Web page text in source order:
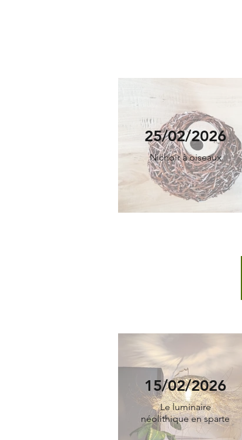
25/02/2026
Nichoir à oiseaux
15/02/2026
Le luminaire
néolithique en sparte